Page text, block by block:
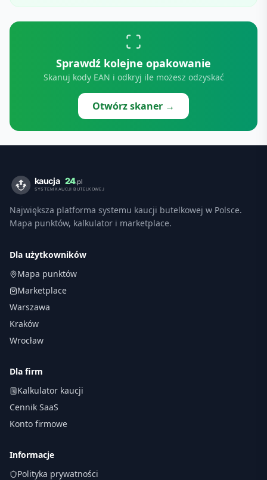
Sprawdź kolejne opakowanie
Skanuj kody EAN i odkryj ile możesz odzyskać
Otwórz skaner →
Największa platforma systemu kaucji butelkowej w Polsce.
Mapa punktów, kalkulator i marketplace.
Dla użytkowników
Mapa punktów
Marketplace
Warszawa
Kraków
Wrocław
Dla firm
Kalkulator kaucji
Cennik SaaS
Konto firmowe
Informacje
Polityka prywatności